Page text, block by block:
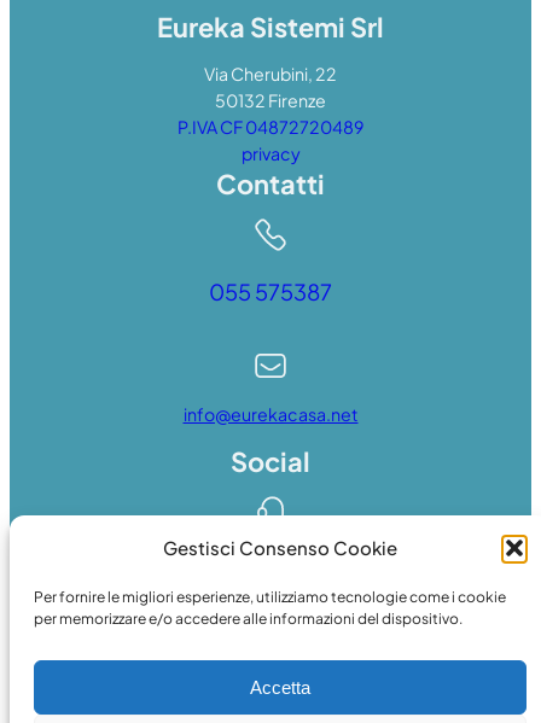
Gestisci Consenso Cookie
Per fornire le migliori esperienze, utilizziamo tecnologie come i cookie
per memorizzare e/o accedere alle informazioni del dispositivo.
Accetta
Eureka Sistemi Srl
Via Cherubini, 22
50132 Firenze
P.IVA CF 04872720489
privacy
Contatti
055 575387
info@eurekacasa.net
Social
Facebook